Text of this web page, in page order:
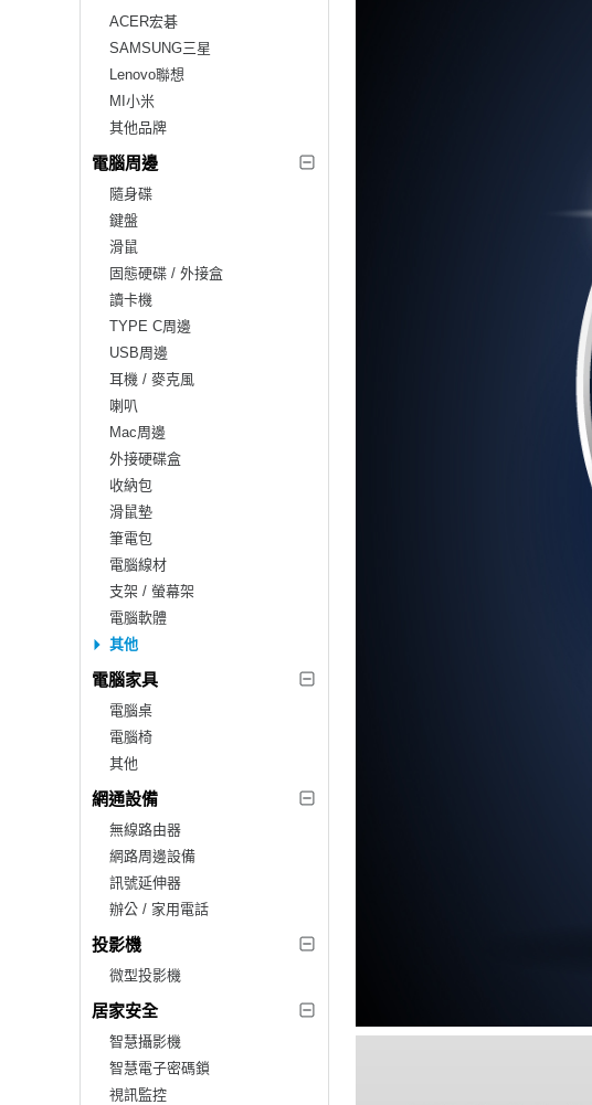
ACER宏碁
SAMSUNG三星
Lenovo聯想
MI小米
其他品牌
電腦周邊
隨身碟
鍵盤
滑鼠
固態硬碟 / 外接盒
讀卡機
TYPE C周邊
USB周邊
耳機 / 麥克風
喇叭
Mac周邊
外接硬碟盒
收納包
滑鼠墊
筆電包
電腦線材
支架 / 螢幕架
電腦軟體
其他
電腦家具
電腦桌
電腦椅
其他
網通設備
無線路由器
網路周邊設備
訊號延伸器
辦公 / 家用電話
投影機
微型投影機
居家安全
智慧攝影機
智慧電子密碼鎖
視訊監控